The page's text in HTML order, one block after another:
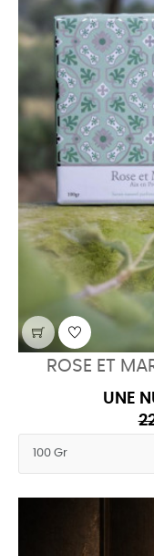
ROSE ET
UNE